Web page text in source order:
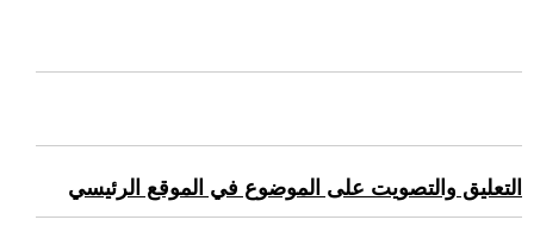
التعليق والتصويت على الموضوع في الموقع الرئيسي